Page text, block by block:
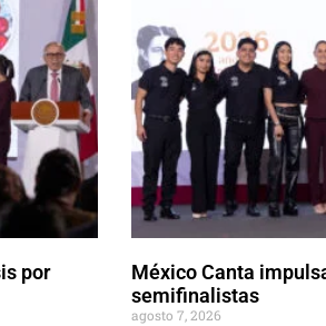
por
México Canta
semifinalistas
agosto 7, 2026